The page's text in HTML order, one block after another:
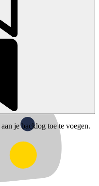
je backlog toe te voegen.